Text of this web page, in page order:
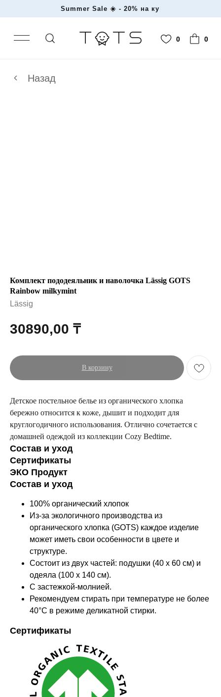
Summer Sale ☀️ - 20% на|
Комплект пододеяльник и наволочка Lässig GOTS
Rainbow milkymint
Lässig
30890,00 ₸
В корзину
Детское постельное белье из органического хлопка
бережно относится к коже, дышит и подходит для
круглогодичного использования. Отлично сочетается с
домашней одеждой из коллекции Cozy Bedtime.
Состав и уход
Сертификаты
ЭКО Продукт
Состав и уход
100% органический хлопок
Из-за экологичного производства из
органического хлопка (GOTS) каждое изделие
может иметь свои особенности в цвете и
структуре.
Состоит из двух частей: подушки (40 x 60 см) и
одеяла (100 x 140 см).
С застежкой-молнией.
Рекомендуем стирать при температуре не более
40°C в режиме деликатной стирки.
Сертификаты
Оставайтесь в курсе новостей и
узнавайте первыми о наших